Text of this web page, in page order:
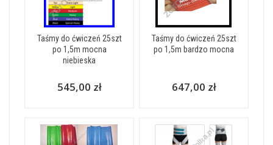
Taśmy do ćwiczeń 25szt
po 1,5m mocna
niebieska
545,00 zł
Taśmy do ćwiczeń 25szt
po 1,5m bardzo mocna
647,00 zł